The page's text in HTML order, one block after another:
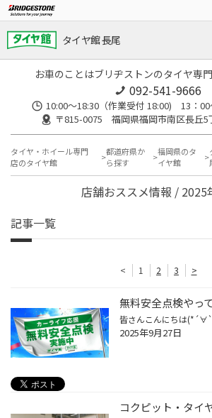
タイヤ館 長尾
お車のことはブリヂストンのタイヤ専
092-541-9666
10:00～18:30（作業受付 18:00) 13：
〒815-0075 福岡県福岡市南区長丘5
タイヤ・ホイール専門
店のタイヤ館
都道府県か
ら探す
福岡県のタ
イヤ館
店舗おススメ情報 / 2025
記事一覧
< 1 2 3 >
無料安全点検やっ
2025年9月27日
コクピット・タイ